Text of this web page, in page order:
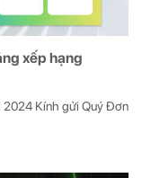
xếp hạng
2024 Kính gửi Quý Đơn